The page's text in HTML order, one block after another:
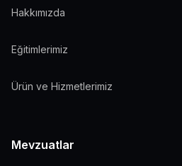
Hakkımızda
Eğitimlerimiz
Ürün ve Hizmetlerimiz
Mevzuatlar